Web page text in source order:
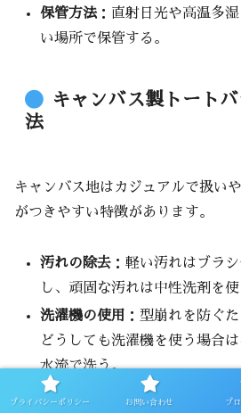
保管方法 ：直射日光や高温多
い場所で保管する。
キャンバス製トート
法
キャンバス地はカジュアルで扱い
がつきやすい特徴があります。
汚れの除去 ：軽い汚れはブラ
し、頑固な汚れは中性洗剤を使
洗濯機の使用
：型崩れを防ぐ
どうしても洗濯機を使う場合
水流で洗う。
乾燥方法
：直射日光を避け、
プライバシーポリシー お問い合わせ プ